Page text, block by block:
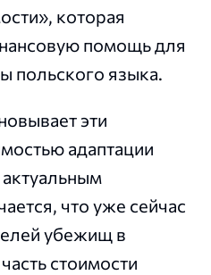
которая
помощь для
польского языка.
эти
адаптации
что уже сейчас
убежищ в
стоимости